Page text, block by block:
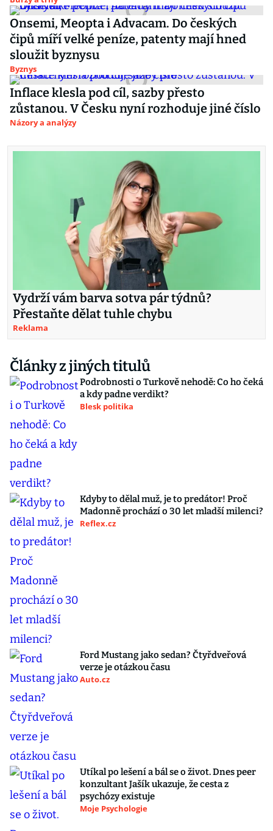
Onsemi, Meopta i Advacam. Do českých
čipů míří velké peníze, patenty mají hned
sloužit byznysu
Byznys
Inflace klesla pod cíl, sazby přesto
zůstanou. V Česku nyní rozhoduje jiné číslo
Názory a analýzy
Vydrží vám barva sotva pár týdnů?
Přestaňte dělat tuhle chybu
Reklama
Články z jiných titulů
Podrobnosti o Turkově nehodě: Co ho čeká
a kdy padne verdikt?
Blesk politika
Kdyby to dělal muž, je to predátor! Proč
Madonně prochází o 30 let mladší milenci?
Reflex.cz
Ford Mustang jako sedan? Čtyřdveřová
verze je otázkou času
Auto.cz
Utíkal po lešení a bál se o život. Dnes peer
konzultant Jašík ukazuje, že cesta z
psychózy existuje
Moje Psychologie